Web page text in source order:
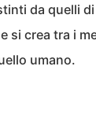
da quelli
si crea tra i
umano.